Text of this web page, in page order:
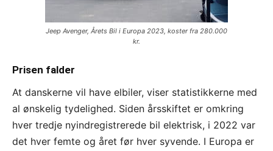
Jeep Avenger, Årets Bil i Europa 2023, koster fra 280.000
kr.
Prisen falder
At danskerne vil have elbiler, viser statistikkerne med
al ønskelig tydelighed. Siden årsskiftet er omkring
hver tredje nyindregistrerede bil elektrisk, i 2022 var
det hver femte og året før hver syvende. I Europa er